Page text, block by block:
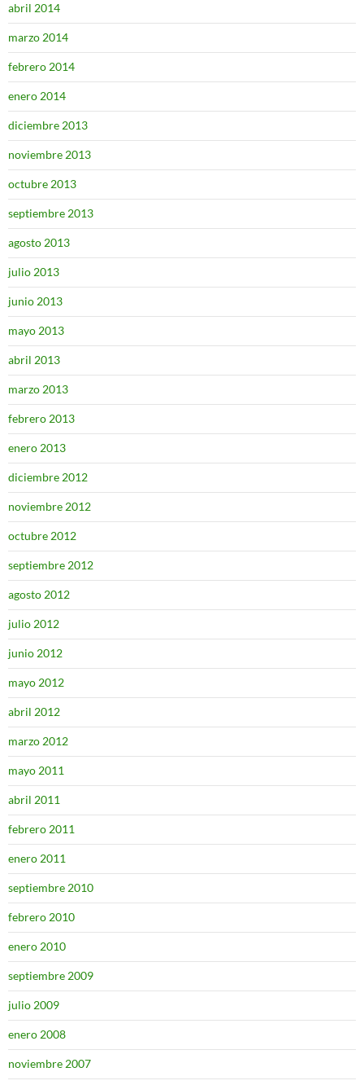
abril 2014
marzo 2014
febrero 2014
enero 2014
diciembre 2013
noviembre 2013
octubre 2013
septiembre 2013
agosto 2013
julio 2013
junio 2013
mayo 2013
abril 2013
marzo 2013
febrero 2013
enero 2013
diciembre 2012
noviembre 2012
octubre 2012
septiembre 2012
agosto 2012
julio 2012
junio 2012
mayo 2012
abril 2012
marzo 2012
mayo 2011
abril 2011
febrero 2011
enero 2011
septiembre 2010
febrero 2010
enero 2010
septiembre 2009
julio 2009
enero 2008
noviembre 2007